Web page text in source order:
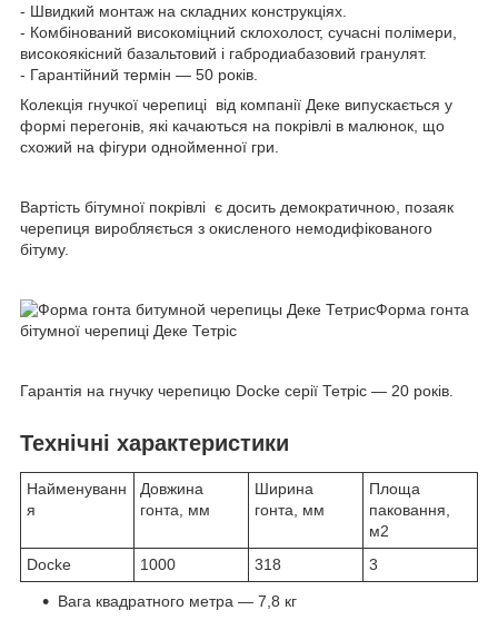
- Швидкий монтаж на складних конструкціях.
- Комбінований високоміцний склохолост, сучасні полімери,
високоякісний базальтовий і габродиабазовий гранулят.
- Гарантійний термін — 50 років.
Колекція гнучкої черепиці від компанії Деке випускається у
формі перегонів, які качаються на покрівлі в малюнок, що
схожий на фігури однойменної гри.
Вартість бітумної покрівлі є досить демократичною, позаяк
черепиця виробляється з окисленого немодифікованого
бітуму.
Форма гонта
бітумної черепиці Деке Тетріс
Гарантія на гнучку черепицю Docke серії Тетріс — 20 років.
Технічні характеристики
Найменуванн
я
Довжина
гонта, мм
Ширина
гонта, мм
Площа
паковання,
м2
Docke
1000 318 3
Вага квадратного метра — 7,8 кг